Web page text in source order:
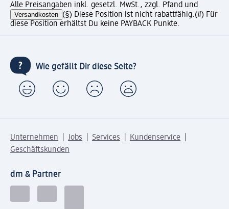
Alle Preisangaben inkl. gesetzl. MwSt., zzgl. Pfand und
Versandkosten (§) Diese Position ist nicht rabattfähig.(#) Für
diese Position erhältst Du keine PAYBACK Punkte.
Wie gefällt Dir diese Seite?
Unternehmen Jobs Services
Kundenservice
Geschäftskunden
dm & Partner